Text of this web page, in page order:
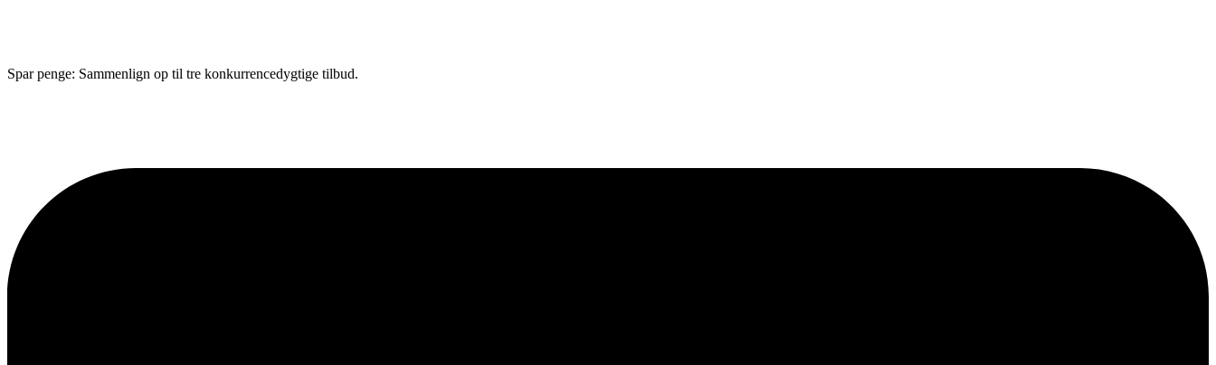
Spar penge: Sammenlign op til tre konkurrencedygtige tilbud.